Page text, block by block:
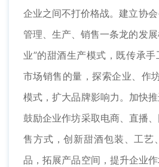
企业之间不打价格战。建立协
管理、生产、销售一条龙的发
业”的甜酒生产模式，既传承
市场销售的量，探索企业、作
模式，扩大品牌影响力。加快推
鼓励企业作坊采取电商、直播
售方式，创新甜酒包装、工艺
品，拓展产品空间，提升企业